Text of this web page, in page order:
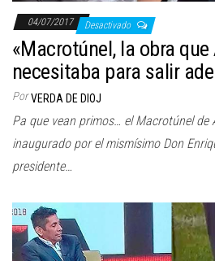
04/07/2017 Desactivado
«Macrotúnel, la obra
necesitaba para salir
Por VERDA DE DIOJ
Pa que vean primos… el Macrotúnel de
inaugurado por el mismísimo Don
presidente…